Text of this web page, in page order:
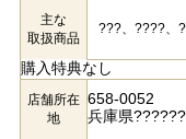
主な
取扱商品
???、????、
購入特典なし
店舗所在
地
658-0052
兵庫県